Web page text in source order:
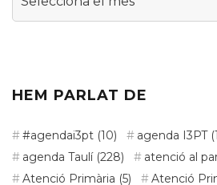
Arxiu
HEM PARLAT DE
#agendai3pt (10) agenda I3PT
agenda Taulí(228) atenció al
Atenció Primària (5) Atenció